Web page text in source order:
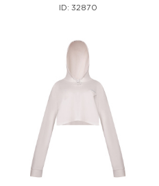
ID: 32870